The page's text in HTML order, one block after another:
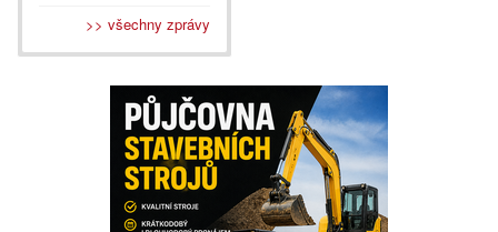
>> všechny zprávy